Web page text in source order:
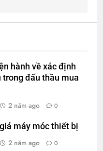
hành về xác định
trong đấu thầu mua
2 năm ago 0
máy móc thiết bị
2 năm ago 0